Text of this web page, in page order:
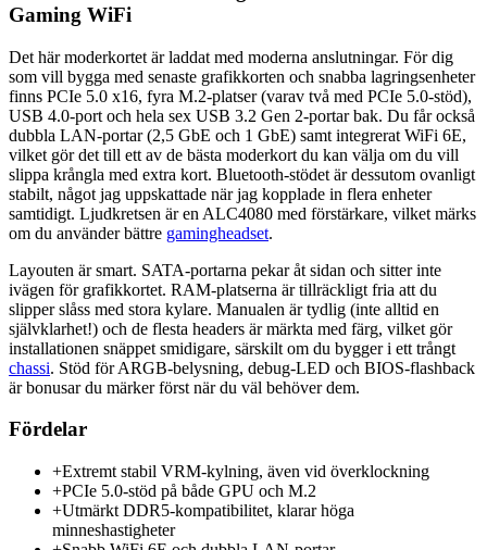
Gaming WiFi
Det här moderkortet är laddat med moderna anslutningar. För dig
som vill bygga med senaste grafikkorten och snabba lagringsenheter
finns PCIe 5.0 x16, fyra M.2-platser (varav två med PCIe 5.0-stöd),
USB 4.0-port och hela sex USB 3.2 Gen 2-portar bak. Du får också
dubbla LAN-portar (2,5 GbE och 1 GbE) samt integrerat WiFi 6E,
vilket gör det till ett av de bästa moderkort du kan välja om du vill
slippa krångla med extra kort. Bluetooth-stödet är dessutom ovanligt
stabilt, något jag uppskattade när jag kopplade in flera enheter
samtidigt. Ljudkretsen är en ALC4080 med förstärkare, vilket märks
om du använder bättre gamingheadset.
Layouten är smart. SATA-portarna pekar åt sidan och sitter inte
ivägen för grafikkortet. RAM-platserna är tillräckligt fria att du
slipper slåss med stora kylare. Manualen är tydlig (inte alltid en
självklarhet!) och de flesta headers är märkta med färg, vilket gör
installationen snäppet smidigare, särskilt om du bygger i ett trångt
chassi. Stöd för ARGB-belysning, debug-LED och BIOS-flashback
är bonusar du märker först när du väl behöver dem.
Fördelar
+Extremt stabil VRM-kylning, även vid överklockning
+PCIe 5.0-stöd på både GPU och M.2
+Utmärkt DDR5-kompatibilitet, klarar höga
minneshastigheter